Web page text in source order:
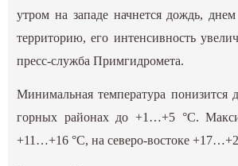
утром на западе начнется дождь,
территорию, его интенсивность
пресс-служба Примгидромета.
Минимальная температура
горных районах до +1…+5 °С.
+11…+16 °С, на северо-востоке